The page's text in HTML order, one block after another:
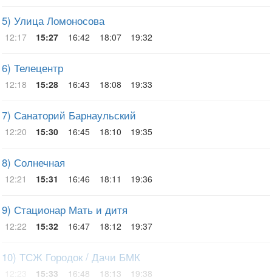
5) Улица Ломоносова
12:17 15:27 16:42 18:07 19:32
6) Телецентр
12:18 15:28 16:43 18:08 19:33
7) Санаторий Барнаульский
12:20 15:30 16:45 18:10 19:35
8) Солнечная
12:21 15:31 16:46 18:11 19:36
9) Стационар Мать и дитя
12:22 15:32 16:47 18:12 19:37
10) ТСЖ Городок / Дачи БМК
15:33 16:48 18:13 19:38